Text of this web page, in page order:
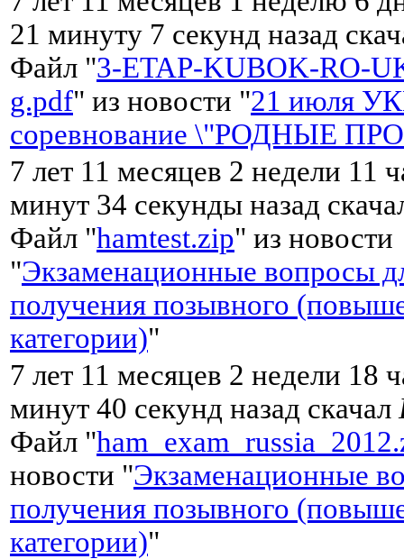
21 минуту 7 секунд назад
Файл "3-ETAP-KUBOK-RO-
g.pdf" из новости "21 июля
соревнование \"РОДНЫЕ
7 лет 11 месяцев 2 недели 11
минут 34 секунды назад
Файл "hamtest.zip" из новости
"Экзаменационные вопросы
получения позывного
категории)"
7 лет 11 месяцев 2 недели 18
минут 40 секунд назад скачал
Файл "
новости "Экзаменационные
получения позывного
категории)"